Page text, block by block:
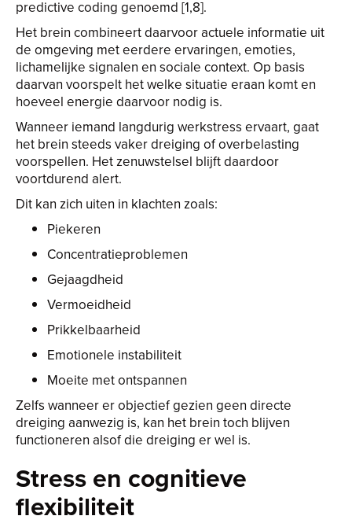
predictive coding genoemd [1,8].
Het brein combineert daarvoor actuele informatie uit
de omgeving met eerdere ervaringen, emoties,
lichamelijke signalen en sociale context. Op basis
daarvan voorspelt het welke situatie eraan komt en
hoeveel energie daarvoor nodig is.
Wanneer iemand langdurig werkstress ervaart, gaat
het brein steeds vaker dreiging of overbelasting
voorspellen. Het zenuwstelsel blijft daardoor
voortdurend alert.
Dit kan zich uiten in klachten zoals:
Piekeren
Concentratieproblemen
Gejaagdheid
Vermoeidheid
Prikkelbaarheid
Emotionele instabiliteit
Moeite met ontspannen
Zelfs wanneer er objectief gezien geen directe
dreiging aanwezig is, kan het brein toch blijven
functioneren alsof die dreiging er wel is.
Stress en cognitieve
flexibiliteit